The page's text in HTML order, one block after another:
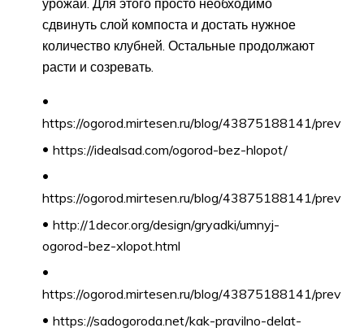
сдвинуть слой компоста и достать нужное
количество клубней. Остальные продолжают
расти и созревать.
https://ogorod.mirtesen.ru/blog/43875188141/prev
https://idealsad.com/ogorod-bez-hlopot/
https://ogorod.mirtesen.ru/blog/43875188141/prev
http://1decor.org/design/gryadki/umnyj-
ogorod-bez-xlopot.html
https://ogorod.mirtesen.ru/blog/43875188141/prev
https://sadogoroda.net/kak-pravilno-delat-